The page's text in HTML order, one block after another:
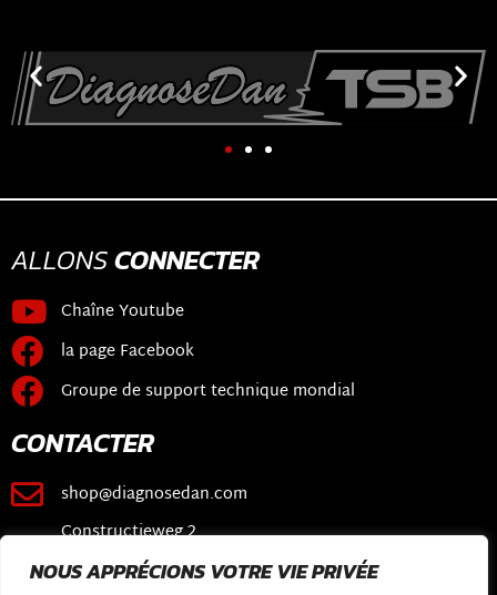
NOUS APPRÉCIONS VOTRE VIE PRIVÉE
ALLONSCONNECTER
Chaîne Youtube
la page Facebook
Groupe de support technique mondial
CONTACTER
shop@diagnosedan.com
Constructieweg 2
3641 SB Mijdrecht